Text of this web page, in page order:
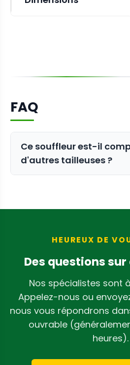
FAQ
Ce souffleur est-il
d'autres tailleuses ?
Original et Silver Bullet.
souffleur 1,5 CV pour
CenturionPro Tabletop.
HEUREUX DE
Des questions
Nos spécialistes sont
Appelez-nous ou
nous vous répondrons
ouvrable
heures).